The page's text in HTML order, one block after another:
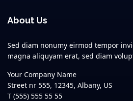
About Us
Sed diam nonumy eirmod tempor
magna aliquyam erat, sed diam
Your Company Name
Street nr 555, 12345, Albany, US
T (555) 555 55 55